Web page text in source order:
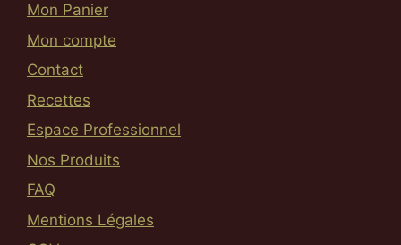
Mon Panier
Mon compte
Contact
Recettes
Espace Professionnel
Nos Produits
FAQ
Mentions Légales